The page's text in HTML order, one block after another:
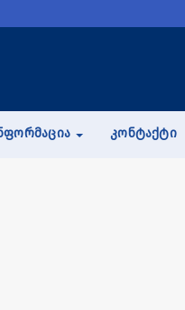
ᲙᲝᲜᲢᲐᲥᲢᲘ